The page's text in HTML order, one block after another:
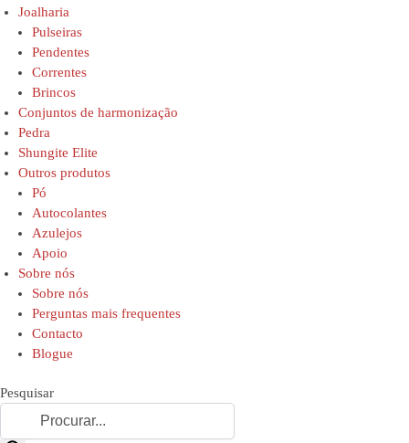
Joalharia
Pulseiras
Pendentes
Correntes
Brincos
Conjuntos de harmonização
Pedra
Shungite Elite
Outros produtos
Pó
Autocolantes
Azulejos
Apoio
Sobre nós
Sobre nós
Perguntas mais frequentes
Contacto
Blogue
Pesquisar